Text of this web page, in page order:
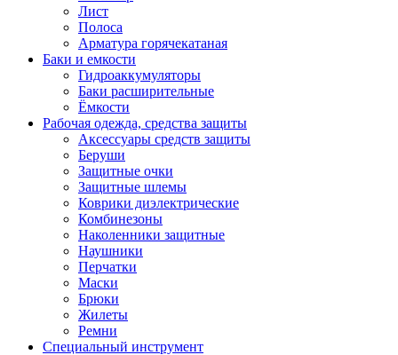
Лист
Полоса
Арматура горячекатаная
Баки и емкости
Гидроаккумуляторы
Баки расширительные
Ёмкости
Рабочая одежда, средства защиты
Аксессуары средств защиты
Беруши
Защитные очки
Защитные шлемы
Коврики диэлектрические
Комбинезоны
Наколенники защитные
Наушники
Перчатки
Маски
Брюки
Жилеты
Ремни
Специальный инструмент